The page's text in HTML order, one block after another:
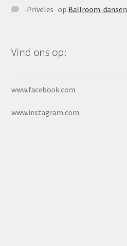
-Priveles- op Ballroom-dansen
Vind ons op:
www.facebook.com
www.instagram.com